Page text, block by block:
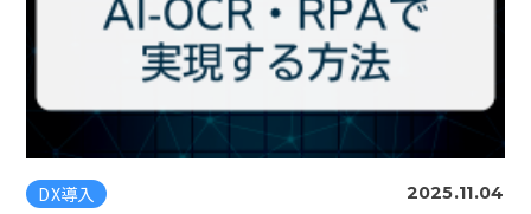
DX導入 2025.11.04